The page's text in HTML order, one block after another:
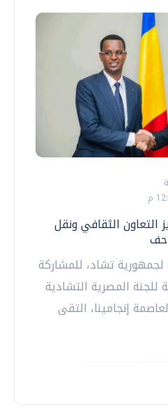
التعاون الثقافي ونقل
لجمهورية تشاد، للمشاركة
للجنة المصرية التشادية
إنجامينا، التقى